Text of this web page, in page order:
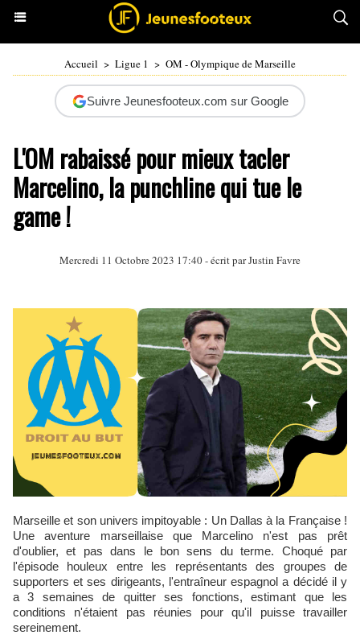
Accueil > Ligue 1 > OM - Olympique de Marseille
Suivre Jeunesfooteux.com sur Google
L'OM rabaissé pour mieux tacler
Marcelino, la punchline qui tue le
game !
Mercredi 11 Octobre 2023 17:40 - écrit parJustin Favre
Marseille et son univers impitoyable : Un Dallas à la Française !
Une aventure marseillaise que Marcelino n'est pas prêt
d'oublier, et pas dans le bon sens du terme. Choqué par
l'épisode houleux entre les représentants des groupes de
supporters et ses dirigeants, l'entraîneur espagnol a décidé il y
a 3 semaines de quitter ses fonctions, estimant que les
conditions n'étaient pas réunies pour qu'il puisse travailler
sereinement.